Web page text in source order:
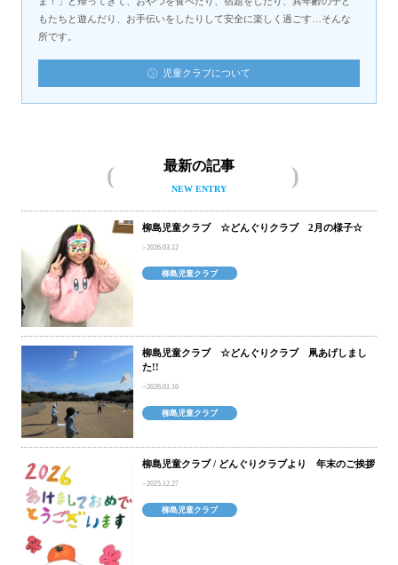
もたちと遊んだり、お手伝いをしたりして安全に楽しく過ごす…そんな
所です。
児童クラブについて
最新の記事
NEW ENTRY
柳島児童クラブ ☆どんぐりクラブ 2月の様子☆
2026.03.12
柳島児童クラブ
柳島児童クラブ ☆どんぐりクラブ 凧あげしまし
た!!
2026.01.16
柳島児童クラブ
柳島児童クラブ / どんぐりクラブより 年末のご挨拶
2025.12.27
柳島児童クラブ